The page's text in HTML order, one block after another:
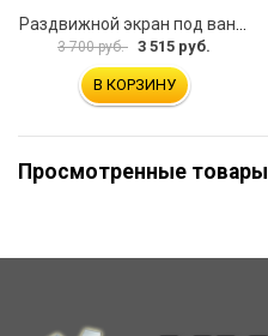
3 700 руб. 3 515 руб.
В КОРЗИНУ
Просмотренные товары